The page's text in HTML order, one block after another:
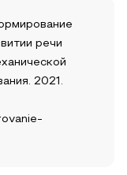
речи
2021.